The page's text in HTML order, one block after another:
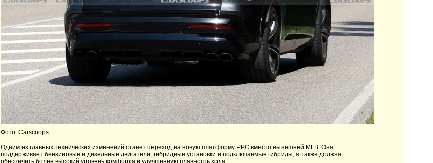
Фото: Carscoops
Одним из главных технических изменений станет переход на новую платформу PPC вместо нынешней MLB. Она
поддерживает бензиновые и дизельные двигатели, гибридные установки и подключаемые гибриды, а также должна